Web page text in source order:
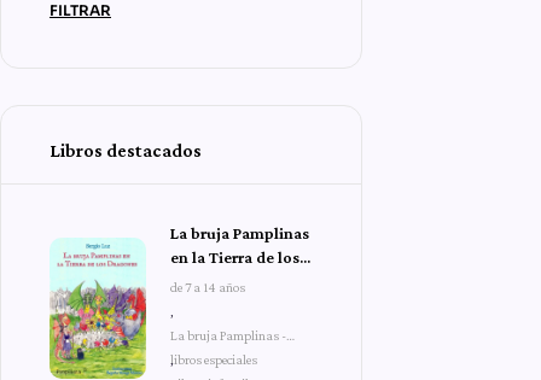
FILTRAR
Libros destacados
La bruja Pamplinas
en la Tierra de los
Dragones
de 7 a 14 años
,
La bruja Pamplinas -
libros especiales
,